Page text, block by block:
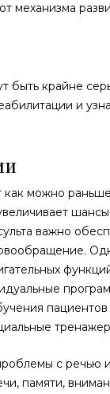
механизма
быть крайне
и
можно
важно
с
памяти,